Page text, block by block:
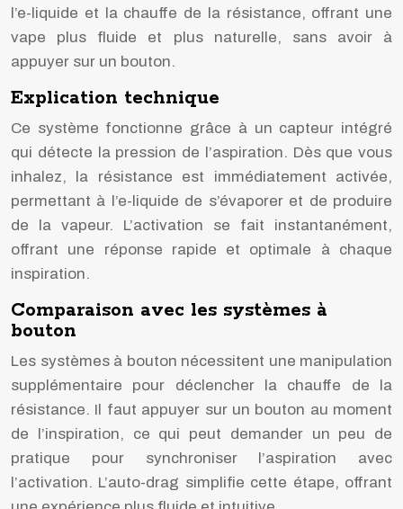
l’e-liquide et la chauffe de la résistance, offrant une
vape plus fluide et plus naturelle, sans avoir à
appuyer sur un bouton.
Explication technique
Ce système fonctionne grâce à un capteur intégré
qui détecte la pression de l’aspiration. Dès que vous
inhalez, la résistance est immédiatement activée,
permettant à l’e-liquide de s’évaporer et de produire
de la vapeur. L’activation se fait instantanément,
offrant une réponse rapide et optimale à chaque
inspiration.
Comparaison avec les systèmes à
bouton
Les systèmes à bouton nécessitent une manipulation
supplémentaire pour déclencher la chauffe de la
résistance. Il faut appuyer sur un bouton au moment
de l’inspiration, ce qui peut demander un peu de
pratique pour synchroniser l’aspiration avec
l’activation. L’auto-drag simplifie cette étape, offrant